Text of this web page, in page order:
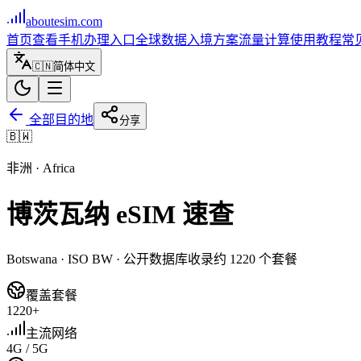
aboutesim.com
首页查看手机办理入口全球数据入境方案流量计算使用教程常
🇨🇳简体中文
全部目的地 分享
🇧🇼
非洲 · Africa
博茨瓦纳 eSIM 速查
Botswana · ISO BW · 公开数据库收录约 1220 个套餐
覆盖套餐
1220+
主流网络
4G / 5G